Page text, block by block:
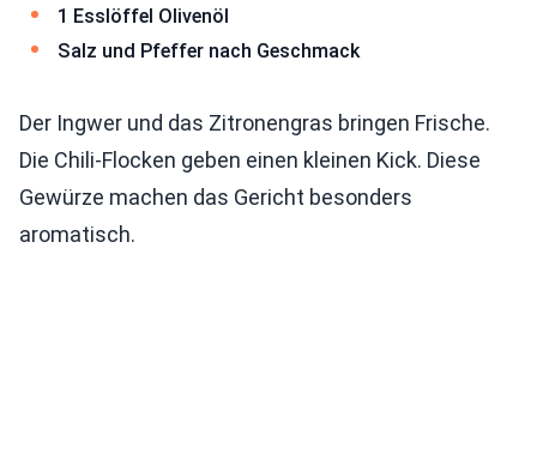
1 Esslöffel Olivenöl
Salz und Pfeffer nach Geschmack
Der Ingwer und das Zitronengras bringen Frische.
Die Chili-Flocken geben einen kleinen Kick. Diese
Gewürze machen das Gericht besonders
aromatisch.